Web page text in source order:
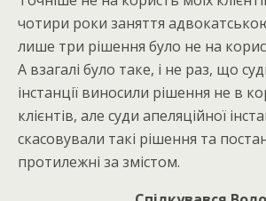
чотири роки заняття
лише три рішення було не на
А взагалі було таке, і не раз, що
інстанції виносили рішення не в
клієнтів, але суди апеляційної
скасовували такі рішення та
протилежні за змістом.